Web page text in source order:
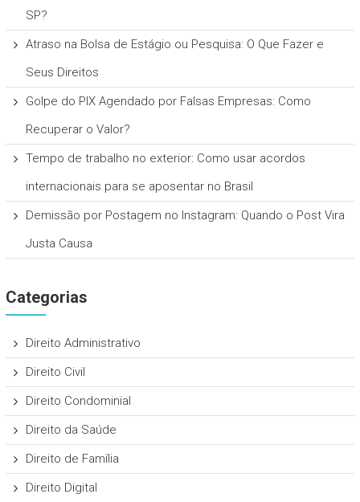
SP?
Atraso na Bolsa de Estágio ou Pesquisa: O Que Fazer e
Seus Direitos
Golpe do PIX Agendado por Falsas Empresas: Como
Recuperar o Valor?
Tempo de trabalho no exterior: Como usar acordos
internacionais para se aposentar no Brasil
Demissão por Postagem no Instagram: Quando o Post Vira
Justa Causa
Categorias
Direito Administrativo
Direito Civil
Direito Condominial
Direito da Saúde
Direito de Família
Direito Digital